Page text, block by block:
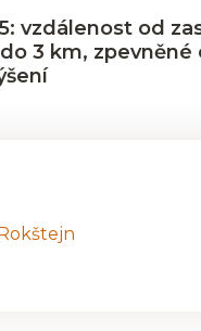
vzdálenost od
3 km, zpevněné